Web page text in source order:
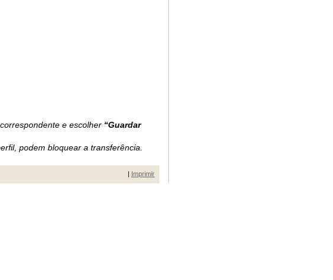
e escolher “Guardar
podem bloquear a transferência.
| Imprimir